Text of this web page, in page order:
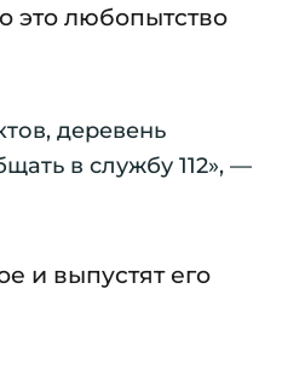
это любопытство
деревень
в службу 112», —
и выпустят его